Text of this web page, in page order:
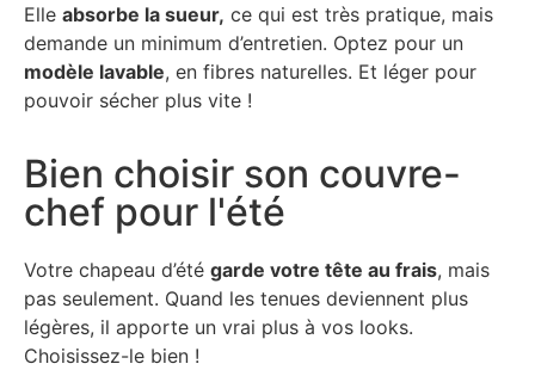
Elle absorbe la sueur, ce qui est très pratique, mais
demande un minimum d’entretien. Optez pour un
modèle lavable, en fibres naturelles. Et léger pour
pouvoir sécher plus vite !
Bien choisir son couvre-
chef pour l'été
Votre chapeau d’été garde votre tête au frais, mais
pas seulement. Quand les tenues deviennent plus
légères, il apporte un vrai plus à vos looks.
Choisissez-le bien !